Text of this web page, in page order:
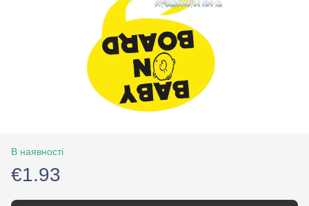
В наявності
€1.93